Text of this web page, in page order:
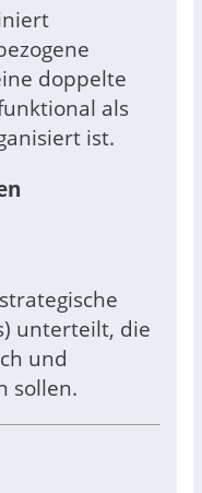
doppelte
als
ist.
unterteilt, die
und
sollen.